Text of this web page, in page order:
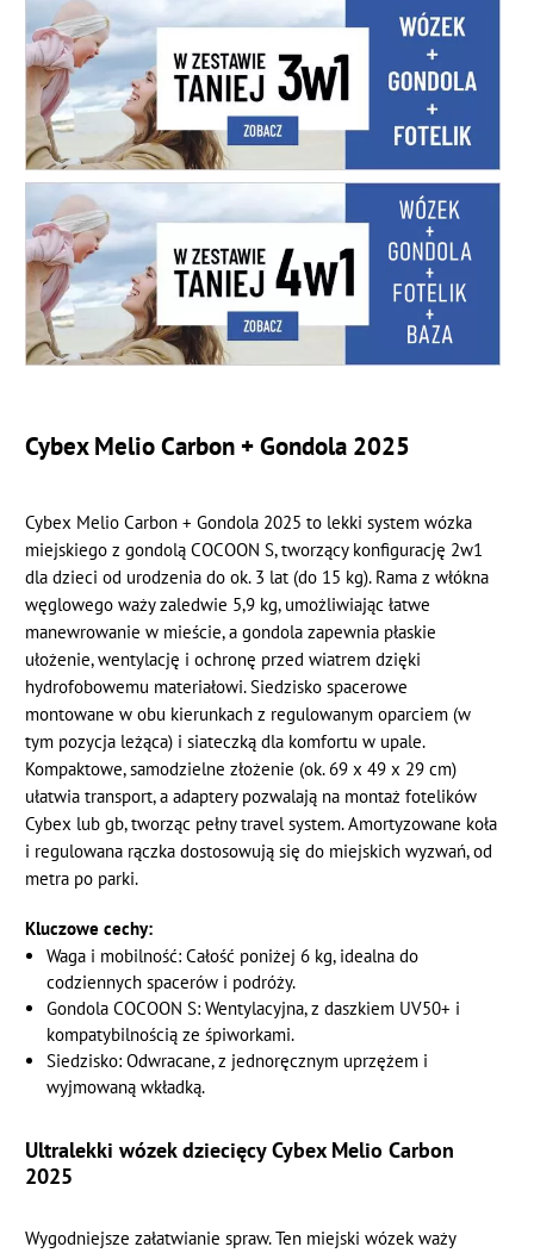
Cybex Melio Carbon + Gondola 2025
Cybex Melio Carbon + Gondola 2025 to lekki system wózka
miejskiego z gondolą COCOON S, tworzący konfigurację 2w1
dla dzieci od urodzenia do ok. 3 lat (do 15 kg). Rama z włókna
węglowego waży zaledwie 5,9 kg, umożliwiając łatwe
manewrowanie w mieście, a gondola zapewnia płaskie
ułożenie, wentylację i ochronę przed wiatrem dzięki
hydrofobowemu materiałowi. Siedzisko spacerowe
montowane w obu kierunkach z regulowanym oparciem (w
tym pozycja leżąca) i siateczką dla komfortu w upale.
Kompaktowe, samodzielne złożenie (ok. 69 x 49 x 29 cm)
ułatwia transport, a adaptery pozwalają na montaż fotelików
Cybex lub gb, tworząc pełny travel system. Amortyzowane koła
i regulowana rączka dostosowują się do miejskich wyzwań, od
metra po parki.
Kluczowe cechy:
Waga i mobilność: Całość poniżej 6 kg, idealna do
codziennych spacerów i podróży.
Gondola COCOON S: Wentylacyjna, z daszkiem UV50+ i
kompatybilnością ze śpiworkami.
Siedzisko: Odwracane, z jednoręcznym uprzężem i
wyjmowaną wkładką.
Ultralekki wózek dziecięcy Cybex Melio Carbon
2025
Wygodniejsze załatwianie spraw. Ten miejski wózek waży